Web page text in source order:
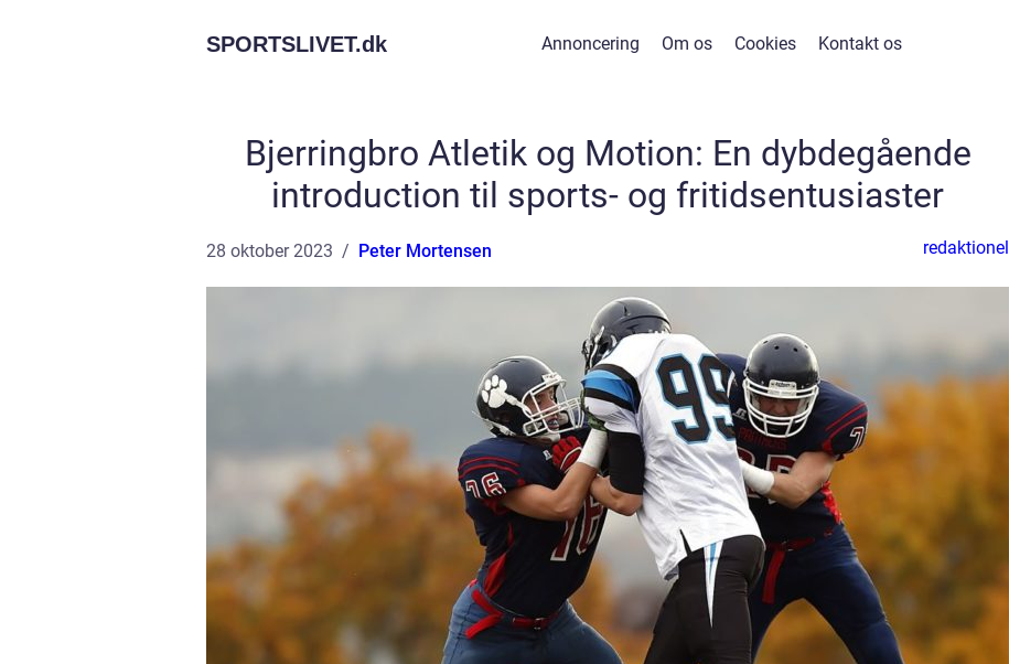
SPORTSLIVET.dk Annoncering Om os Cookies Kontakt os
Bjerringbro Atletik og Motion: En dybdegående
introduction til sports- og fritidsentusiaster
28 oktober 2023 Peter Mortensen redaktionel